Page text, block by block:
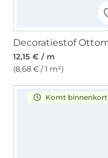
12,15 € / m
(8,68 € / 1 m²)
Komt binnenkort